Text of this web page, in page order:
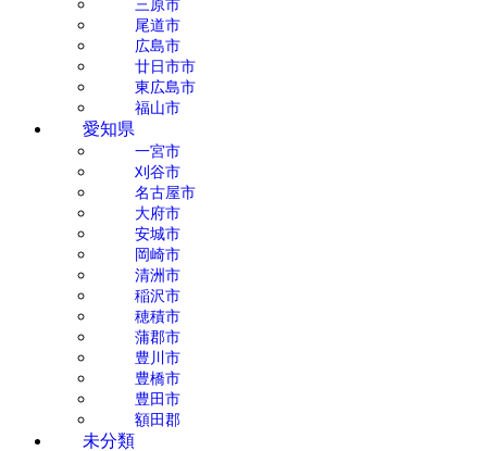
三原市
尾道市
広島市
廿日市市
東広島市
福山市
愛知県
一宮市
刈谷市
名古屋市
大府市
安城市
岡崎市
清洲市
稲沢市
穂積市
蒲郡市
豊川市
豊橋市
豊田市
額田郡
未分類